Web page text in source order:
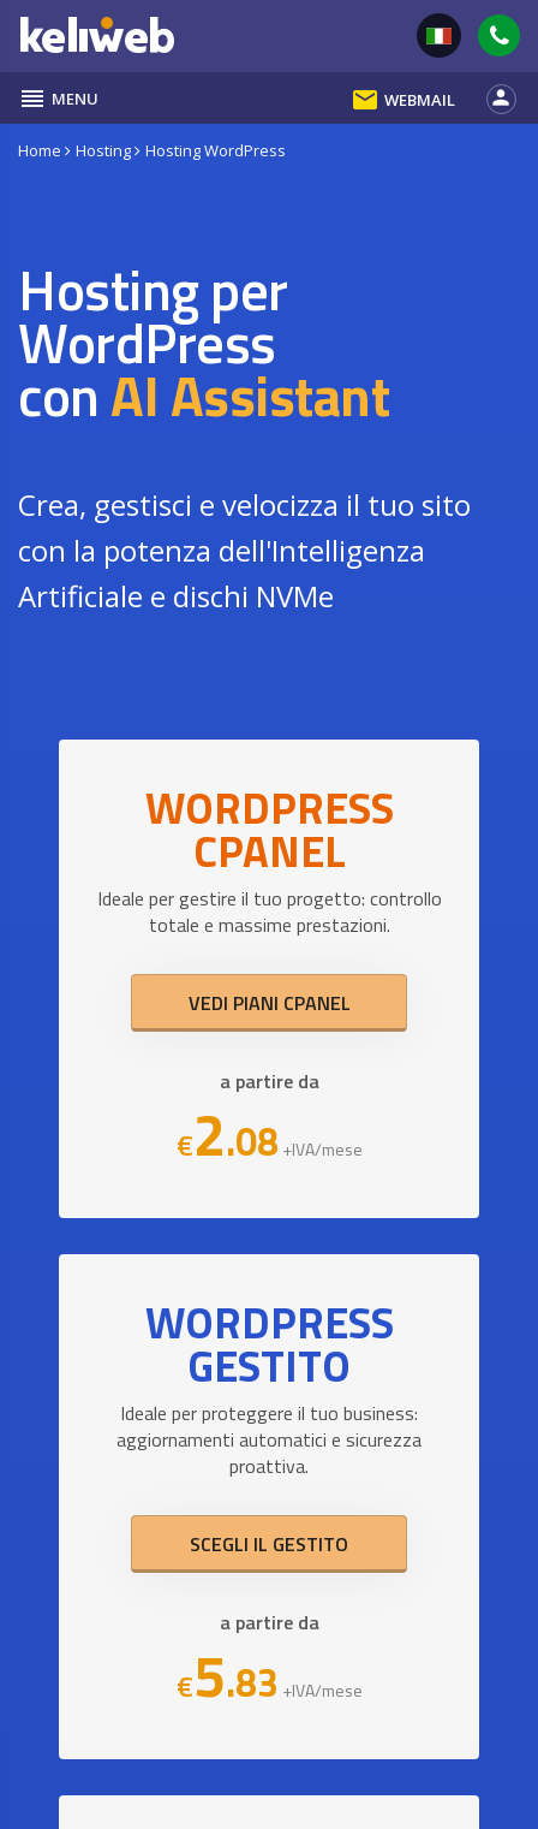
reorder MENU email WEBMAIL person
Home Hosting Hosting WordPress
Hosting per
WordPress
conAI Assistant
Crea, gestisci e velocizza il tuo sito
con la potenza dell'Intelligenza
Artificiale e dischi NVMe
WORDPRESS
CPANEL
Ideale per gestire il tuo progetto: controllo
totale e massime prestazioni.
VEDI PIANI CPANEL
a partire da
€2.08 +IVA/mese
WORDPRESS
GESTITO
Ideale per proteggere il tuo business:
aggiornamenti automatici e sicurezza
proattiva.
SCEGLI IL GESTITO
a partire da
€5.83 +IVA/mese